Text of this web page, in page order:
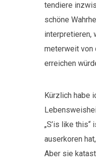
tendiere
schöne
interpretieren,
meterweit von
erreichen
Kürzlich habe
„S’is like
auserkoren
Aber sie